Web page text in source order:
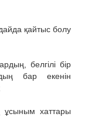
қайтыс болу
белгілі бір
бар екенін
ұсыным хаттары